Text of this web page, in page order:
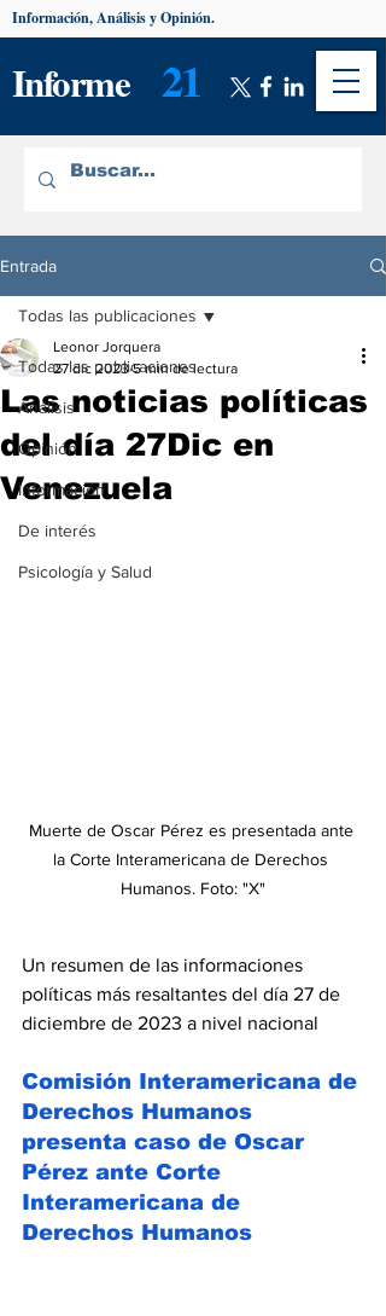
Informe 21
Información, Análisis y Opinión.
Entrada
Todas las publicaciones
Análisis
Opinión
Información
De interés
Psicología y Salud
Todas las publicaciones
Las noticias políticas
del día 27Dic en
Venezuela
Leonor Jorquera
27 dic 2023 5 min de lectura
Muerte de Oscar Pérez es presentada ante
la Corte Interamericana de Derechos
Humanos. Foto: "X"
Un resumen de las informaciones
políticas más resaltantes del día 27 de
diciembre de 2023 a nivel nacional
Comisión Interamericana de
Derechos Humanos
presenta caso de Oscar
Pérez ante Corte
Interamericana de
Derechos Humanos